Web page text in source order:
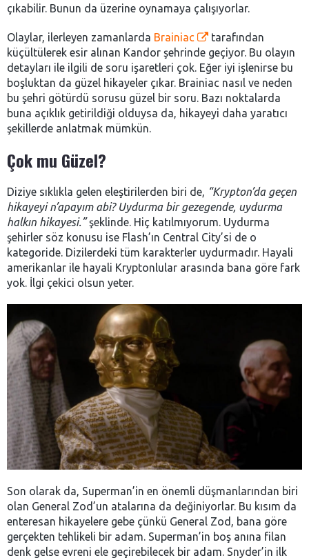
çıkabilir. Bunun da üzerine oynamaya çalışıyorlar.
Olaylar, ilerleyen zamanlarda Brainiac
tarafından
küçültülerek esir alınan Kandor şehrinde geçiyor. Bu olayın
detayları ile ilgili de soru işaretleri çok. Eğer iyi işlenirse bu
boşluktan da güzel hikayeler çıkar. Brainiac nasıl ve neden
bu şehri götürdü sorusu güzel bir soru. Bazı noktalarda
buna açıklık getirildiği olduysa da, hikayeyi daha yaratıcı
şekillerde anlatmak mümkün.
Çok mu Güzel?
Diziye sıklıkla gelen eleştirilerden biri de, “Krypton’da geçen
hikayeyi n’apayım abi? Uydurma bir gezegende, uydurma
halkın hikayesi.”şeklinde. Hiç katılmıyorum. Uydurma
şehirler söz konusu ise Flash’ın Central City’si de o
kategoride. Dizilerdeki tüm karakterler uydurmadır. Hayali
amerikanlar ile hayali Kryptonlular arasında bana göre fark
yok. İlgi çekici olsun yeter.
Son olarak da, Superman’in en önemli düşmanlarından biri
olan General Zod’un atalarına da değiniyorlar. Bu kısım da
enteresan hikayelere gebe çünkü General Zod, bana göre
gerçekten tehlikeli bir adam. Superman’in boş anına filan
denk gelse evreni ele geçirebilecek bir adam. Snyder’in ilk